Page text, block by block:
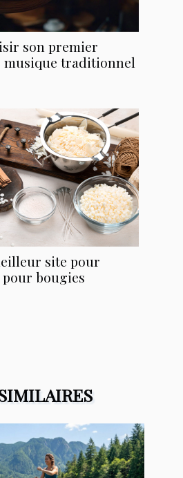
son premier
traditionnel
site pour
bougies